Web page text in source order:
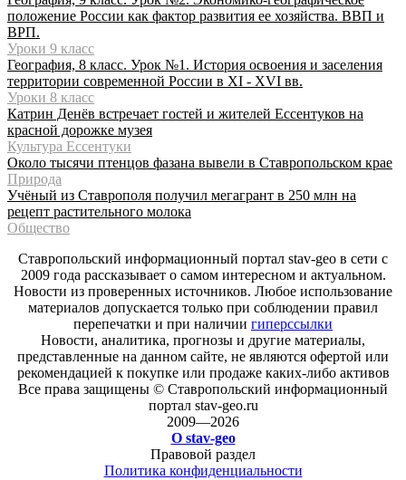
положение России как фактор развития ее хозяйства. ВВП и
ВРП.
Уроки 9 класс
География, 8 класс. Урок №1. История освоения и заселения
территории современной России в XI - XVI вв.
Уроки 8 класс
Катрин Денёв встречает гостей и жителей Ессентуков на
красной дорожке музея
Культура Ессентуки
Около тысячи птенцов фазана вывели в Ставропольском крае
Природа
Учёный из Ставрополя получил мегагрант в 250 млн на
рецепт растительного молока
Общество
Ставропольский информационный портал stav-geo в сети с
2009 года рассказывает о самом интересном и актуальном.
Новости из проверенных источников. Любое использование
материалов допускается только при соблюдении правил
перепечатки и при наличии гиперссылки
Новости, аналитика, прогнозы и другие материалы,
представленные на данном сайте, не являются офертой или
рекомендацией к покупке или продаже каких-либо активов
Все права защищены © Ставропольский информационный
портал stav-geo.ru
2009—2026
О stav-geo
Правовой раздел
Политика конфиденциальности